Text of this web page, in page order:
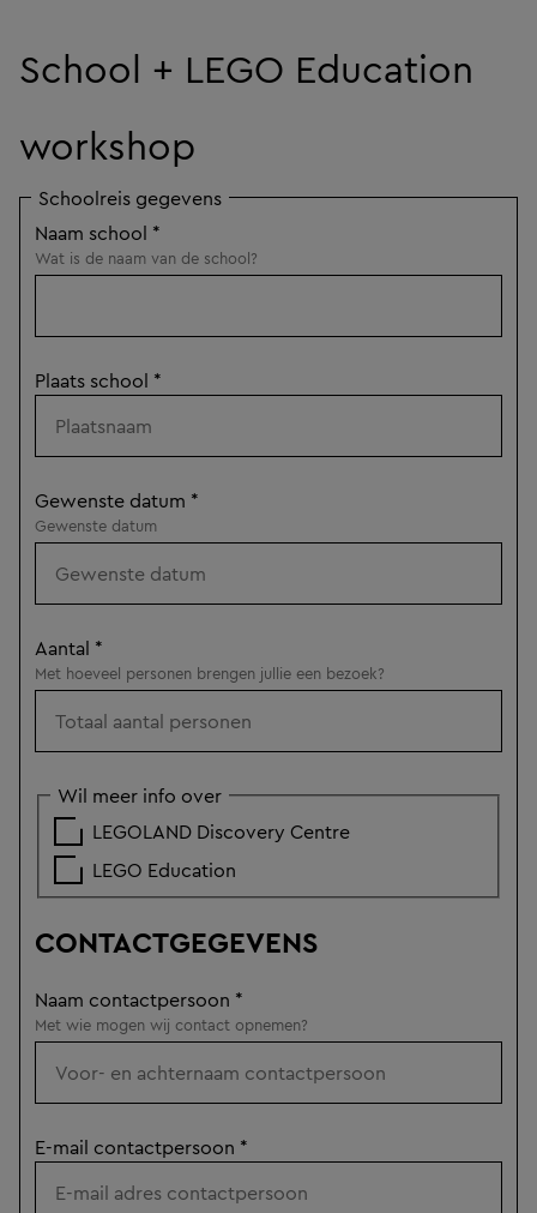
School + LEGO Education
workshop
Schoolreis gegevens
Naam school *
Wat is de naam van de school?
Plaats school *
Gewenste datum *
Gewenste datum
Aantal *
Met hoeveel personen brengen jullie een bezoek?
Wil meer info over
LEGOLAND Discovery Centre
LEGO Education
CONTACTGEGEVENS
Naam contactpersoon *
Met wie mogen wij contact opnemen?
E-mail contactpersoon *